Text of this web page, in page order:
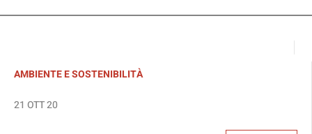
AMBIENTE E SOSTENIBILITÀ
21 OTT 20